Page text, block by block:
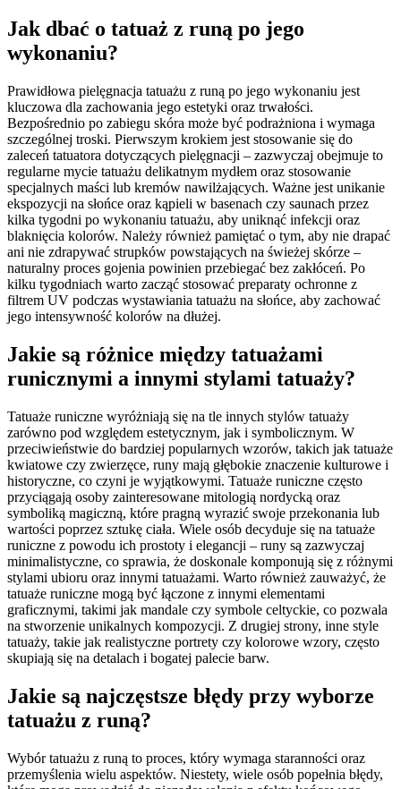
Jak dbać o tatuaż z runą po jego
wykonaniu?
Prawidłowa pielęgnacja tatuażu z runą po jego wykonaniu jest
kluczowa dla zachowania jego estetyki oraz trwałości.
Bezpośrednio po zabiegu skóra może być podrażniona i wymaga
szczególnej troski. Pierwszym krokiem jest stosowanie się do
zaleceń tatuatora dotyczących pielęgnacji – zazwyczaj obejmuje to
regularne mycie tatuażu delikatnym mydłem oraz stosowanie
specjalnych maści lub kremów nawilżających. Ważne jest unikanie
ekspozycji na słońce oraz kąpieli w basenach czy saunach przez
kilka tygodni po wykonaniu tatuażu, aby uniknąć infekcji oraz
blaknięcia kolorów. Należy również pamiętać o tym, aby nie drapać
ani nie zdrapywać strupków powstających na świeżej skórze –
naturalny proces gojenia powinien przebiegać bez zakłóceń. Po
kilku tygodniach warto zacząć stosować preparaty ochronne z
filtrem UV podczas wystawiania tatuażu na słońce, aby zachować
jego intensywność kolorów na dłużej.
Jakie są różnice między tatuażami
runicznymi a innymi stylami tatuaży?
Tatuaże runiczne wyróżniają się na tle innych stylów tatuaży
zarówno pod względem estetycznym, jak i symbolicznym. W
przeciwieństwie do bardziej popularnych wzorów, takich jak tatuaże
kwiatowe czy zwierzęce, runy mają głębokie znaczenie kulturowe i
historyczne, co czyni je wyjątkowymi. Tatuaże runiczne często
przyciągają osoby zainteresowane mitologią nordycką oraz
symboliką magiczną, które pragną wyrazić swoje przekonania lub
wartości poprzez sztukę ciała. Wiele osób decyduje się na tatuaże
runiczne z powodu ich prostoty i elegancji – runy są zazwyczaj
minimalistyczne, co sprawia, że doskonale komponują się z różnymi
stylami ubioru oraz innymi tatuażami. Warto również zauważyć, że
tatuaże runiczne mogą być łączone z innymi elementami
graficznymi, takimi jak mandale czy symbole celtyckie, co pozwala
na stworzenie unikalnych kompozycji. Z drugiej strony, inne style
tatuaży, takie jak realistyczne portrety czy kolorowe wzory, często
skupiają się na detalach i bogatej palecie barw.
Jakie są najczęstsze błędy przy wyborze
tatuażu z runą?
Wybór tatuażu z runą to proces, który wymaga staranności oraz
przemyślenia wielu aspektów. Niestety, wiele osób popełnia błędy,